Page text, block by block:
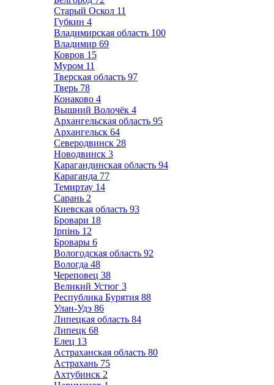
Старый Оскол 11
Губкин 4
Владимирская область 100
Владимир 69
Ковров 15
Муром 11
Тверская область 97
Тверь 78
Конаково 4
Вышний Волочёк 4
Архангельская область 95
Архангельск 64
Северодвинск 28
Новодвинск 3
Карагандинская область 94
Караганда 77
Темиртау 14
Сарань 2
Киевская область 93
Бровари 18
Ірпінь 12
Бровары 6
Вологодская область 92
Вологда 48
Череповец 38
Великий Устюг 3
Республика Бурятия 88
Улан-Удэ 86
Липецкая область 84
Липецк 68
Елец 13
Астраханская область 80
Астрахань 75
Ахтубинск 2